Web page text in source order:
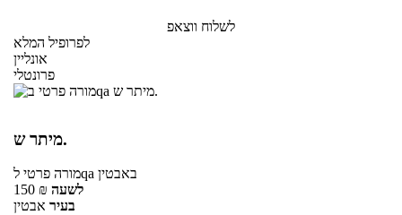
לשלוח ווצאפ
לפרופיל המלא
אונליין
פרונטלי
מיתר ש.
מורה פרטילqa באבטין
150 ₪ לשעה
בעיר אבטין